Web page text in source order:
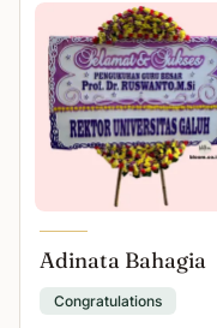
Adinata Bahagia
Congratulations